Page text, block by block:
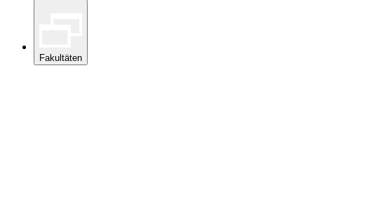
Fakultäten